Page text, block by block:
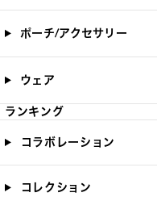
ポーチ/アクセサリー
ウェア
ランキング
コラボレーション
コレクション